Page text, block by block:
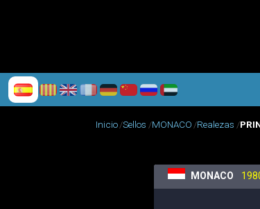
Inicio Sellos MONACO Realezas
MONACO